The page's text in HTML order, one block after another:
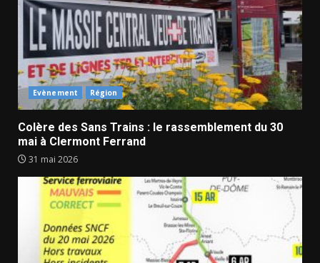
Evènement Région
Colère des Sans Trains : le rassemblement du 30
mai à Clermont Ferrand
31 mai 2026